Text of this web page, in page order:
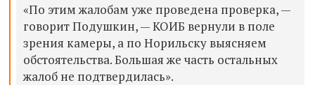
«По этим жалобам уже проведена проверка, —
говорит Подушкин, — КОИБ вернули в поле
зрения камеры, а по Норильску выясняем
обстоятельства. Большая же часть остальных
жалоб не подтвердилась».